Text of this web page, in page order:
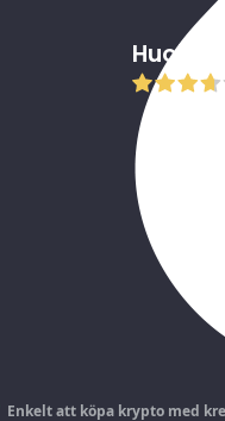
Huobi
Enkelt att köpa krypto med